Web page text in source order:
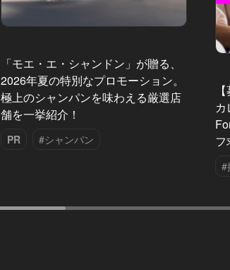
「モエ・エ・シャンドン」が贈る、
2026年夏の特別なプロモーション。
極上のシャンパンを味わえる厳選店
舗を一挙紹介！
PR #シャンパン
フ
#